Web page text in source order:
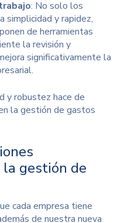
: No solo los
simplicidad y rapidez,
de herramientas
la revisión y
significativamente la
y robustez hace de
la gestión de gastos
gestión de
cada empresa tiene
de nuestra nueva